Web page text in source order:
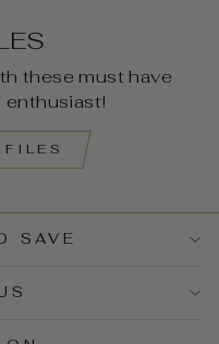
these must have
enthusiast!
SAVE